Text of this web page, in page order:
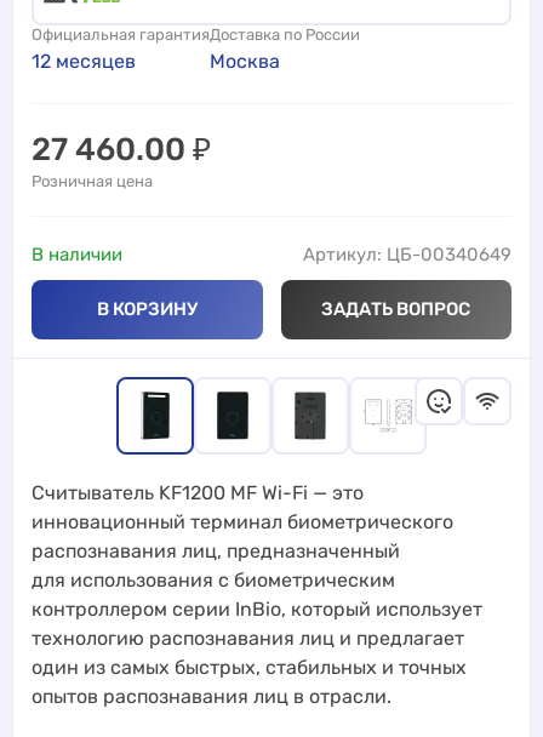
Официальная гарантия
12 месяцев
Доставка по России
Москва
27 460.00 ₽
Розничная цена
В наличии Артикул: ЦБ-00340649
В КОРЗИНУ ЗАДАТЬ ВОПРОС
Считыватель KF1200 MF Wi-Fi — это
инновационный терминал биометрического
распознавания лиц, предназначенный
для использования с биометрическим
контроллером серии InBio, который использует
технологию распознавания лиц и предлагает
один из самых быстрых, стабильных и точных
опытов распознавания лиц в отрасли.